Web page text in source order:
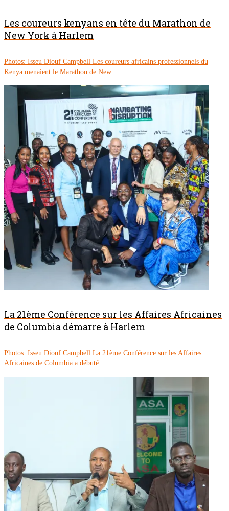
Les coureurs kenyans en tête du Marathon de
New York à Harlem
Photos: Isseu Diouf Campbell Les coureurs africains professionnels du
Kenya menaient le Marathon de New...
La 21ème Conférence sur les Affaires Africaines
de Columbia démarre à Harlem
Photos: Isseu Diouf Campbell La 21ème Conférence sur les Affaires
Africaines de Columbia a débuté...